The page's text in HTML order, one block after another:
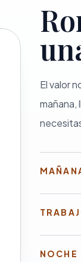
El valor
mañana,
NOCHE